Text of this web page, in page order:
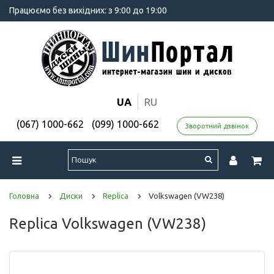
Працюємо без вихідних: з 9:00 до 19:00
UA RU
(067) 1000-662 (099) 1000-662 Зворотний дзвінок
Головна Диски Replica Volkswagen (VW238)
Replica Volkswagen (VW238)